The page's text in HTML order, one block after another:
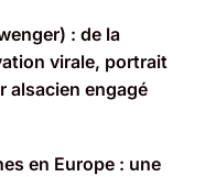
: de la
virale, portrait
alsacien engagé
en Europe : une